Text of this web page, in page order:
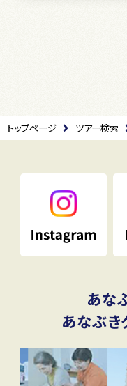
トップページ ツアー検索
あな
あなぶき